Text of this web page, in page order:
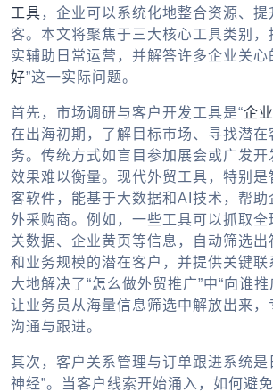
工具 ，企业可以系统化地整合资源、提
客。本文将聚焦于三大核心工具类别，
实辅助日常运营，并解答许多企业关心
好”这一实际问题。
首先，市场调研与客户开发工具是“企
在出海初期，了解目标市场、寻找潜在
务。传统方式如盲目参加展会或广发开
效果难以衡量。现代外贸工具，特别是
客软件，能基于大数据和AI技术，帮助
外采购商。例如，一些工具可以抓取
关数据、企业黄页等信息，自动筛选出
和业务规模的潜在客户，并提供关键联
大地解决了“怎么做外贸推广”中“向谁推
让业务员从海量信息筛选中解放出来，
沟通与跟进。
其次，客户关系管理与订单跟进系统是
神经”。当客户线索开始涌入，如何避